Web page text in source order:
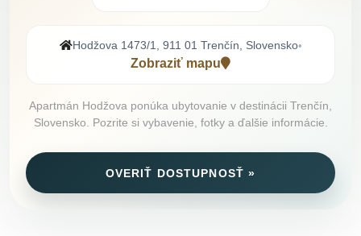
Hodžova 1473/1, 911 01 Trenčín, Slovensko•
Zobraziť mapu
Apartmán Hodžova ponúka ubytovanie v destinácii Trenčín,
Slovensko. Pozrite si vybavenie, fotky a ďalšie informácie.
OVERIŤ DOSTUPNOSŤ »